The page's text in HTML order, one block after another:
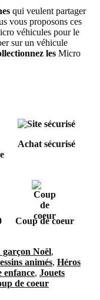
qui veulent partager
vous proposons ces
véhicules pour le
sur un véhicule
les Micro
Achat sécurisé
Coup de coeur
garçon Noël,
animés, Héros
enfance, Jouets
de coeur